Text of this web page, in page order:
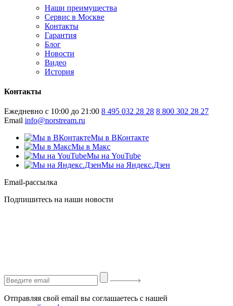
Наши преимущества
Сервис в Москве
Контакты
Гарантия
Блог
Новости
Видео
История
Контакты
Ежедневно с 10:00 до 21:00 8 495 032 28 28 8 800 302 28 27
Email info@norstream.ru
Мы в ВКонтакте
Мы в Макс
Мы на YouTube
Мы на Яндекс.Дзен
Email-рассылка
Подпишитесь на наши новости
Отправляя свой email вы соглашаетесь с нашей